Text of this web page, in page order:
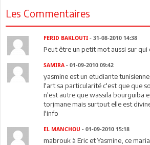
Les Commentaires
FERID BAKLOUTI - 31-08-2010 14:38
Peut être un petit mot aussi sur qui
SAMIRA - 01-09-2010 09:42
yasmine est un etudiante
l'art sa particularité c'est que que
n'est autre que wassila bourguiba
torjmane mais surtout elle est
l'info
EL MANCHOU - 01-09-2010 15:18
mabrouk à Eric et Yasmine, ce